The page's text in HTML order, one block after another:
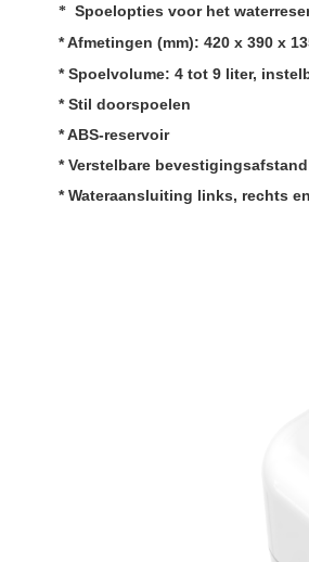
* Spoelopties voor het
*Afmetingen (mm): 420 x 390 x
* Spoelvolume: 4 tot 9 liter,
* Stil doorspoelen
* ABS-reservoir
* Verstelbare
* Wateraansluiting links, rechts